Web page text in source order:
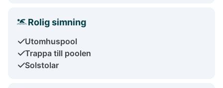
Rolig simning
Utomhuspool
Trappa till poolen
Solstolar